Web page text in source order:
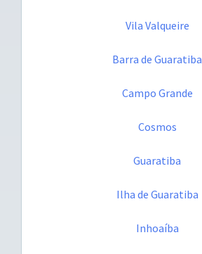
Vila Valqueire
Barra de Guaratiba
Campo Grande
Cosmos
Guaratiba
Ilha de Guaratiba
Inhoaíba